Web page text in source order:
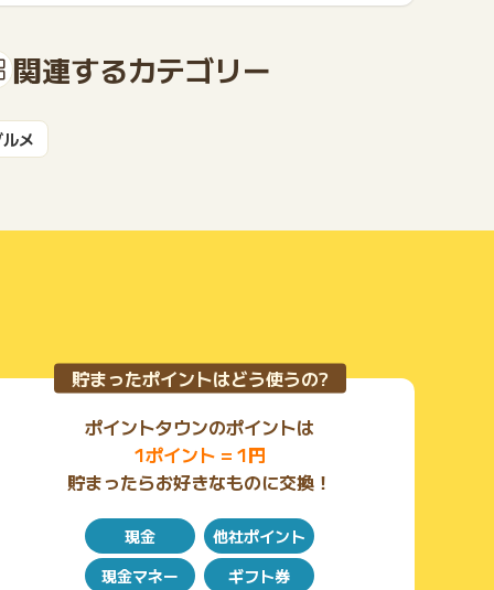
関連するカテゴリー
メ
貯まったポイントはどう使うの?
ポイントタウンのポイントは
1ポイント = 1円
貯まったらお好きなものに交換！
現金
他社ポイント
現金マネー
ギフト券